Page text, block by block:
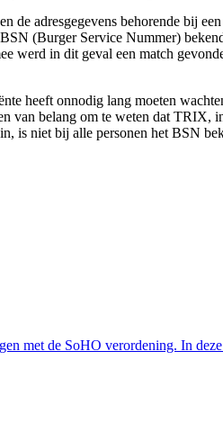
de adresgegevens behorende bij
(Burger Service Nummer)
in dit geval een match
heeft onnodig lang moeten
van belang om te weten dat
is niet bij alle personen het BSN
met de SoHO verordening. In